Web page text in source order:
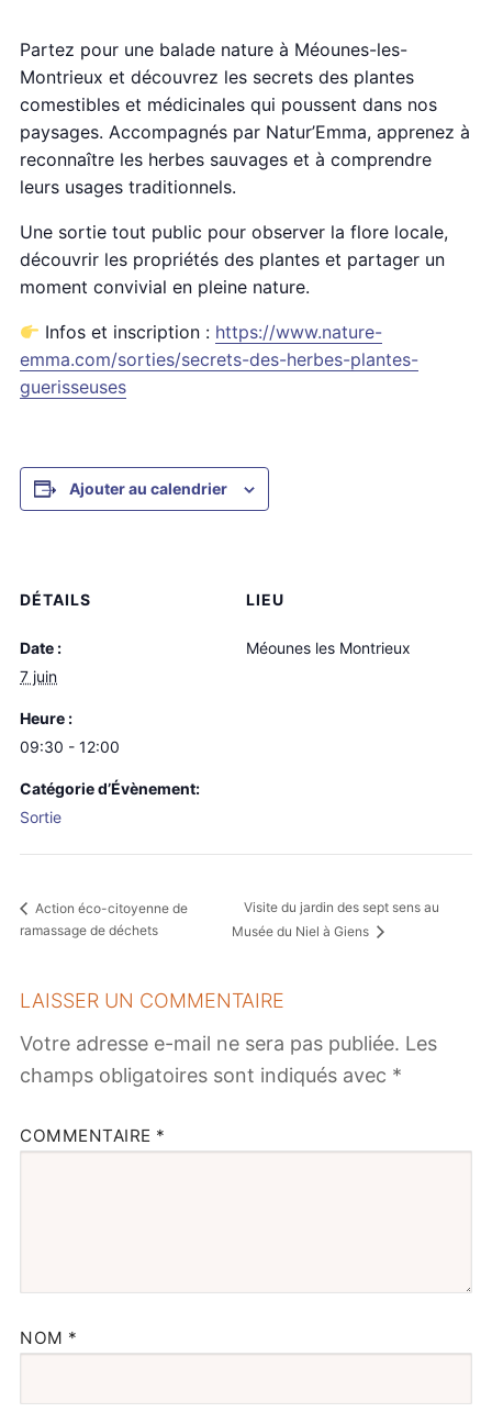
Partez pour une balade nature à Méounes-les-
Montrieux et découvrez les secrets des plantes
comestibles et médicinales qui poussent dans nos
paysages. Accompagnés par Natur’Emma, apprenez à
reconnaître les herbes sauvages et à comprendre
leurs usages traditionnels.
Une sortie tout public pour observer la flore locale,
découvrir les propriétés des plantes et partager un
moment convivial en pleine nature.
Infos et inscription : https://www.nature-
emma.com/sorties/secrets-des-herbes-plantes-
guerisseuses
Ajouter au calendrier
DÉTAILS
Date :
7 juin
Heure :
09:30 - 12:00
Catégorie d’Évènement:
Sortie
LIEU
Méounes les Montrieux
Action éco-citoyenne de
ramassage de déchets
Visite du jardin des sept sens au
Musée du Niel à Giens
LAISSER UN COMMENTAIRE
Votre adresse e-mail ne sera pas publiée. Les
champs obligatoires sont indiqués avec *
COMMENTAIRE *
NOM *